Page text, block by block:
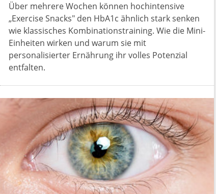
Über mehrere Wochen können hochintensive
„Exercise Snacks" den HbA1c ähnlich stark senken
wie klassisches Kombinationstraining. Wie die Mini-
Einheiten wirken und warum sie mit
personalisierter Ernährung ihr volles Potenzial
entfalten.